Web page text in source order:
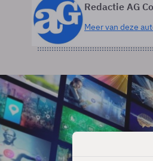
Redactie AG
Meer van deze